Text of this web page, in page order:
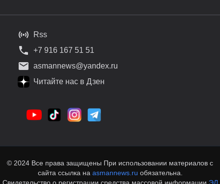
Rss
+7 916 167 51 51
asmannews@yandex.ru
Читайте нас в Дзен
© 2024 Все права защищены При использовании материалов с
сайта ссылка на asmannews.ru обязательна.